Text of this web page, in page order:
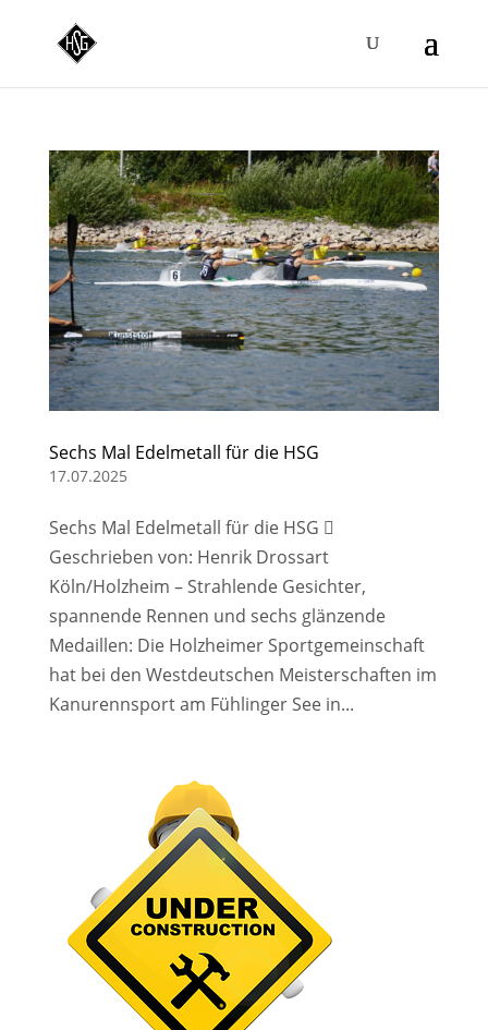
Sechs Mal Edelmetall für die HSG
17.07.2025
Sechs Mal Edelmetall für die HSG 
Geschrieben von: Henrik Drossart
Köln/Holzheim – Strahlende Gesichter,
spannende Rennen und sechs glänzende
Medaillen: Die Holzheimer Sportgemeinschaft
hat bei den Westdeutschen Meisterschaften im
Kanurennsport am Fühlinger See in...